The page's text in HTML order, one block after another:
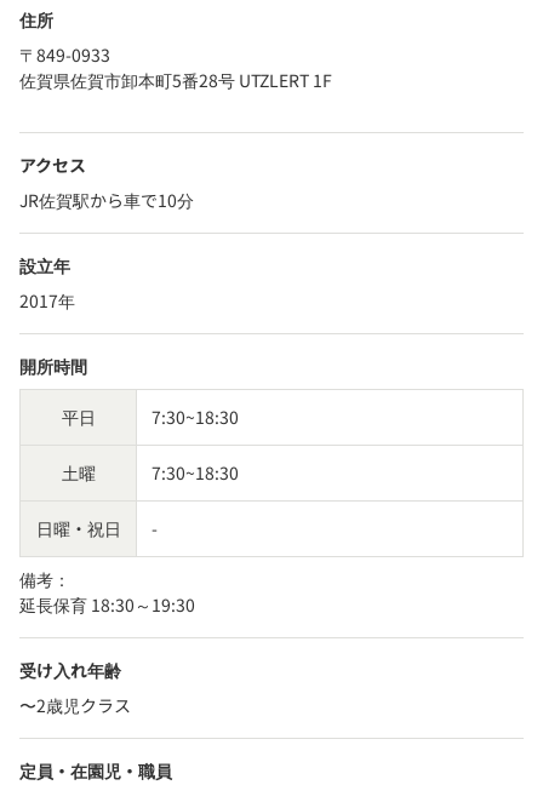
住所
〒849-0933
佐賀県佐賀市卸本町5番28号 UTZLERT 1F
アクセス
JR佐賀駅から車で10分
設立年
2017年
開所時間
平日 7:30~18:30
土曜 7:30~18:30
日曜・祝日 -
備考：
延長保育 18:30～19:30
受け入れ年齢
〜2歳児クラス
定員・在園児・職員